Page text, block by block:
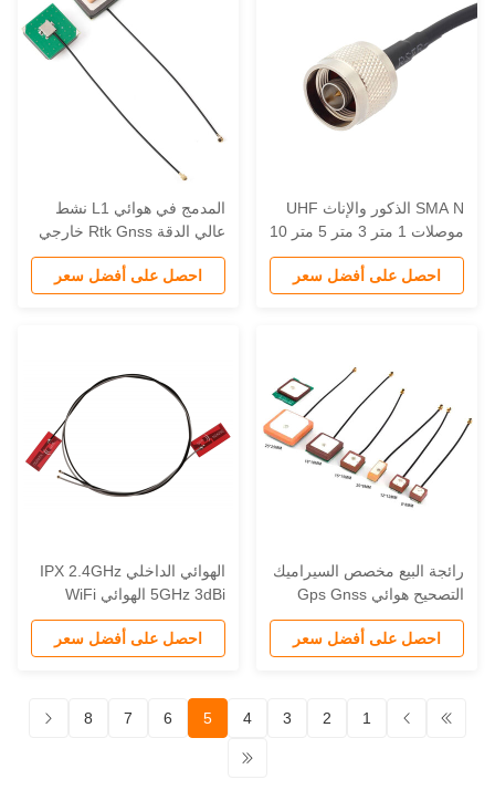
SMA N الذكور والإناث UHF
موصلات 1 متر 3 متر 5 متر 10
متر 20 متر هوائي كابل
LMR200 LMR400
احصل على أفضل سعر
المدمج في هوائي L1 نشط
عالي الدقة Rtk Gnss خارجي
لتحديد المواقع السيراميك مع
احصل على أفضل سعر
البيع مخصص السيراميك
التصحيح هوائي Gps Gnss
Antena 25*25*4m ثنائي
النطاق الداخلي 915mhz
احصل على أفضل سعر
الهوائي الداخلي IPX 2.4GHz
5GHz 3dBi الهوائي WiFi
للكمبيوتر المحمول لـ Mini
PCIe 3160 7260 6235
احصل على أفضل سعر
1
2
3
4
5
6
7
8